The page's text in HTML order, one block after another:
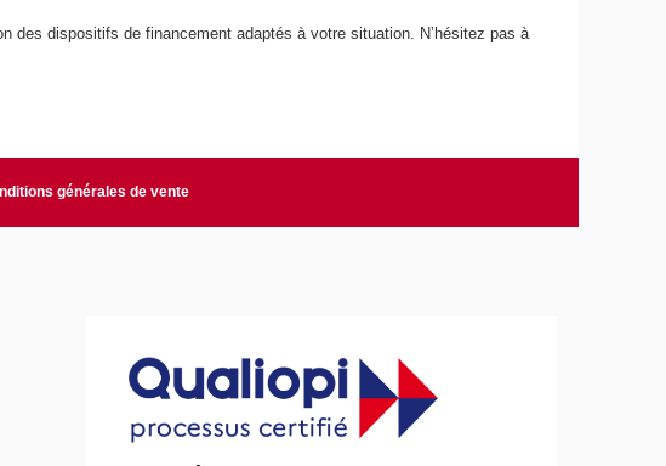
des dispositifs de financement adaptés à votre situation. N’hésitez pas à
générales de vente